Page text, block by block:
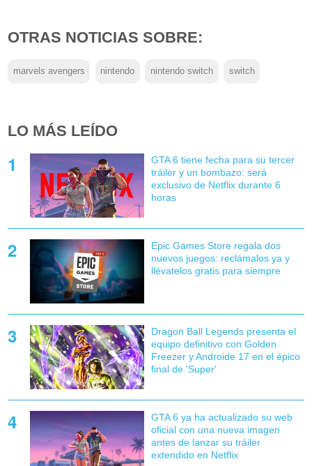
OTRAS NOTICIAS SOBRE:
marvels avengers nintendo nintendo switch switch
LO MÁS LEÍDO
GTA 6 tiene fecha para su tercer
tráiler y un bombazo: será
exclusivo de Netflix durante 6
horas
Epic Games Store regala dos
nuevos juegos: reclámalos ya y
llévatelos gratis para siempre
Dragon Ball Legends presenta el
equipo definitivo con Golden
Freezer y Androide 17 en el épico
final de 'Super'
GTA 6 ya ha actualizado su web
oficial con una nueva imagen
antes de lanzar su tráiler
extendido en Netflix